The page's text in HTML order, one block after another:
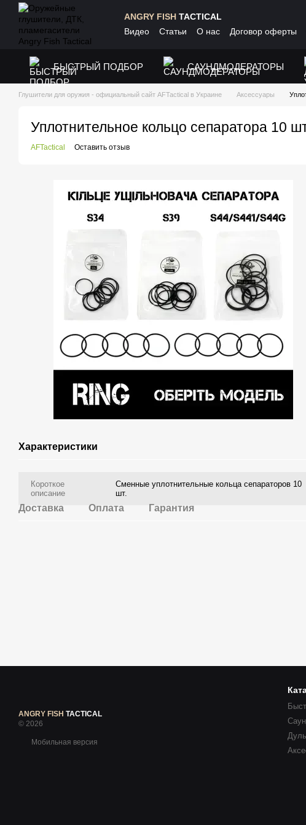
Перейти к основному контенту
ANGRY FISH TACTICAL
Видео
Статьи О нас Договор оферты
БЫСТРЫЙ ПОДБОР САУНДМОДЕРАТОРЫ
Глушители для оружия - официальный сайт AFTactical в Украине Аксессуары
Уплотнительное кольцо сепаратора 10
AFTactical Оставить отзыв
Характеристики
Короткое
описание
Сменные уплотнительные кольца сепараторов 10
шт.
Доставка Оплата Гарантия
ANGRY FISH TACTICAL
© 2026
Мобильная версия